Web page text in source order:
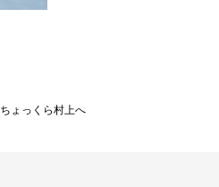
ちょっくら村上へ